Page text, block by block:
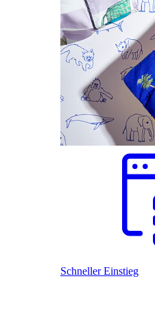
Schneller Einstieg